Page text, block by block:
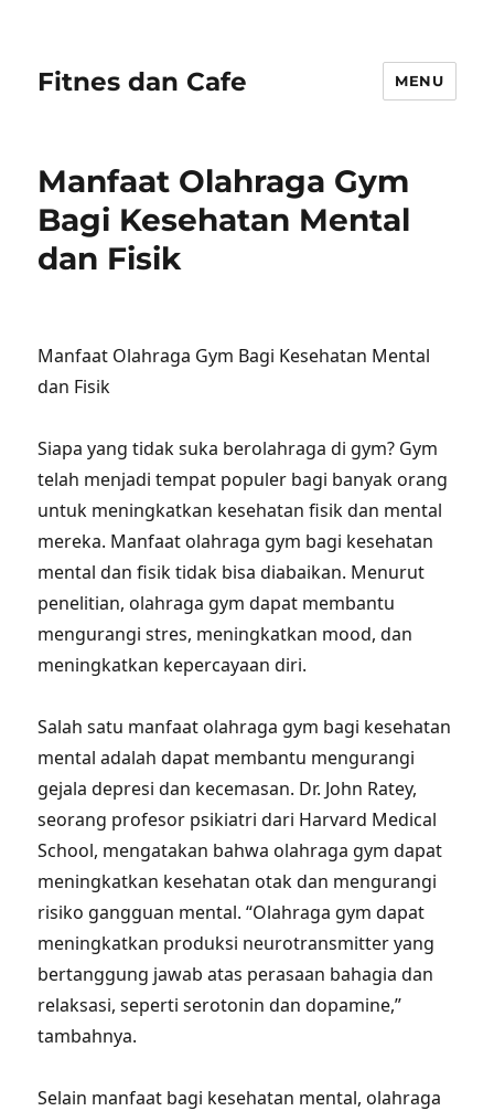
Fitnes dan Cafe MENU
Manfaat Olahraga Gym
Bagi Kesehatan Mental
dan Fisik
Manfaat Olahraga Gym Bagi Kesehatan Mental
dan Fisik
Siapa yang tidak suka berolahraga di gym? Gym
telah menjadi tempat populer bagi banyak orang
untuk meningkatkan kesehatan fisik dan mental
mereka. Manfaat olahraga gym bagi kesehatan
mental dan fisik tidak bisa diabaikan. Menurut
penelitian, olahraga gym dapat membantu
mengurangi stres, meningkatkan mood, dan
meningkatkan kepercayaan diri.
Salah satu manfaat olahraga gym bagi kesehatan
mental adalah dapat membantu mengurangi
gejala depresi dan kecemasan. Dr. John Ratey,
seorang profesor psikiatri dari Harvard Medical
School, mengatakan bahwa olahraga gym dapat
meningkatkan kesehatan otak dan mengurangi
risiko gangguan mental. “Olahraga gym dapat
meningkatkan produksi neurotransmitter yang
bertanggung jawab atas perasaan bahagia dan
relaksasi, seperti serotonin dan dopamine,”
tambahnya.
Selain manfaat bagi kesehatan mental, olahraga